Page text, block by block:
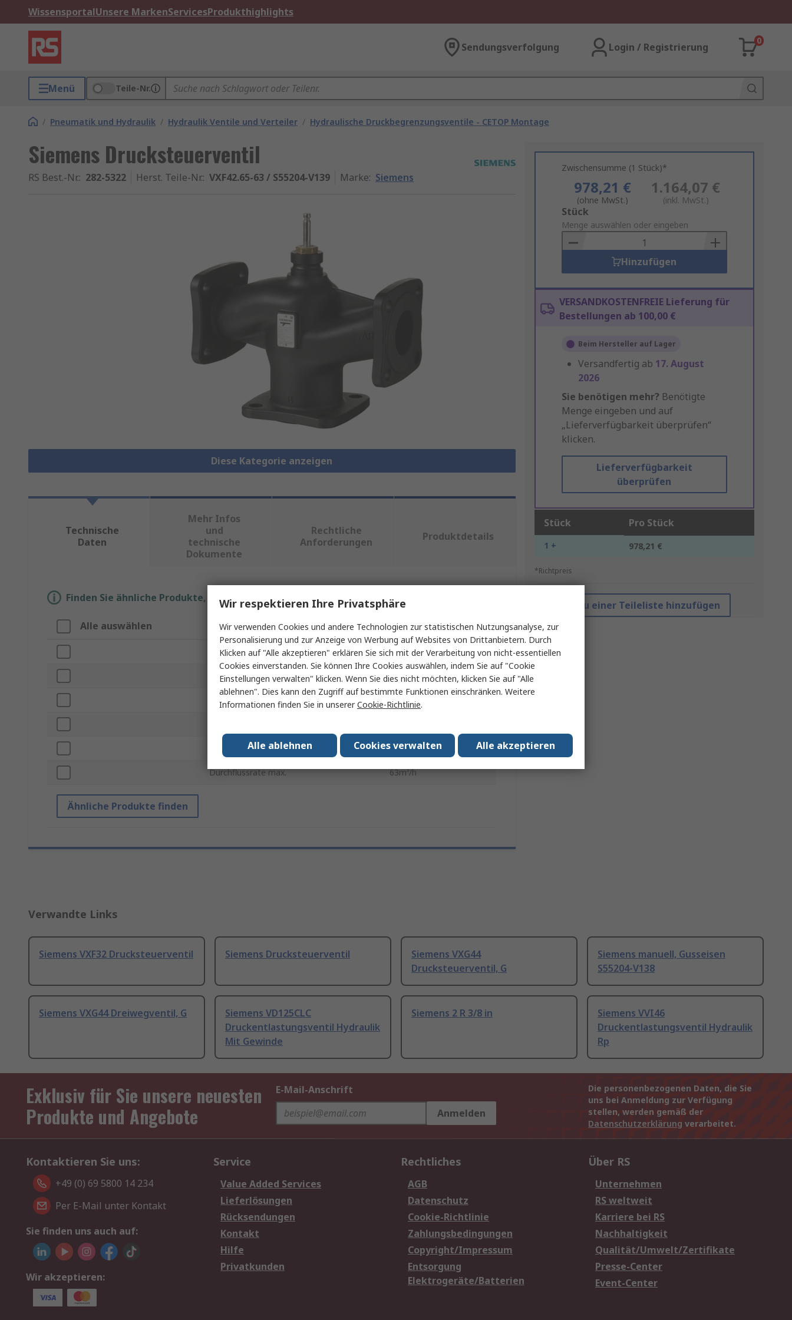
WissensportalUnsere MarkenServicesProdukthighlights
Sendungsverfolgung Login / Registrierung
0
Menü Teile-Nr.
/ Pneumatik und Hydraulik / Hydraulik Ventile und Verteiler / Hydraulische Druckbegrenzungsventile - CETOP Montage
Siemens Drucksteuerventil
RS Best.-Nr.: 282-5322 Herst. Teile-Nr.: VXF42.65-63 / S55204-V139 Marke: Siemens
Diese Kategorie anzeigen
Zwischensumme (1 Stück)*
978,21 €
(ohne MwSt.)
1.164,07 €
(inkl. MwSt.)
Add
to
Basket
Stück
Menge auswählen oder eingeben
Hinzufügen
VERSANDKOSTENFREIE Lieferung für
Bestellungen ab 100,00 €
Beim Hersteller auf Lager
Versandfertig ab 17. August
2026
Sie benötigen mehr? Benötigte
Menge eingeben und auf
„Lieferverfügbarkeit überprüfen“
klicken.
Lieferverfügbarkeit
überprüfen
Stück Pro Stück
1 + 978,21 €
*Richtpreis
Zu einer Teileliste hinzufügen
Technische
Daten
Mehr Infos
und
technische
Dokumente
Rechtliche
Anforderungen
Produktdetails
Finden Sie ähnliche Produkte, indem Sie ein oder mehrere Eigenschaften auswählen.
Alle auswählen Eigenschaft Wert
Marke Siemens
Produkt Typ Drucksteuerventil
Betriebstemperatur min. -10°C
Gehäusematerial Gusseisen
Durchflussrate max. 63m³/h
Ähnliche Produkte finden
Verwandte Links
Siemens VXF32 Drucksteuerventil Siemens Drucksteuerventil
Siemens VXG44
Drucksteuerventil, G
Siemens manuell, Gusseisen
S55204-V138
Siemens VXG44 Dreiwegventil, G
Siemens VD125CLC
Druckentlastungsventil Hydraulik
Mit Gewinde
Siemens 2 R 3/8 in
Siemens VVI46
Druckentlastungsventil Hydraulik
Rp
Exklusiv für Sie unsere neuesten
Produkte und Angebote
E-Mail-Anschrift
Anmelden
Die personenbezogenen Daten, die Sie
uns bei Anmeldung zur Verfügung
stellen, werden gemäß der
Datenschutzerklärung verarbeitet.
Kontaktieren Sie uns:
+49 (0) 69 5800 14 234
Per E-Mail unter Kontakt
Sie finden uns auch auf:
Wir akzeptieren:
Service
Value Added Services
Lieferlösungen
Rücksendungen
Kontakt
Hilfe
Privatkunden
Rechtliches
AGB
Datenschutz
Cookie-Richtlinie
Zahlungsbedingungen
Copyright/Impressum
Entsorgung
Elektrogeräte/Batterien
Über RS
Unternehmen
RS weltweit
Karriere bei RS
Nachhaltigkeit
Qualität/Umwelt/Zertifikate
Presse-Center
Event-Center
Wir respektieren Ihre Privatsphäre
Wir verwenden Cookies und andere Technologien zur statistischen Nutzungsanalyse, zur
Personalisierung und zur Anzeige von Werbung auf Websites von Drittanbietern. Durch
Klicken auf "Alle akzeptieren" erklären Sie sich mit der Verarbeitung von nicht-essentiellen
Cookies einverstanden. Sie können Ihre Cookies auswählen, indem Sie auf "Cookie
Einstellungen verwalten" klicken. Wenn Sie dies nicht möchten, klicken Sie auf "Alle
ablehnen". Dies kann den Zugriff auf bestimmte Funktionen einschränken. Weitere
Informationen finden Sie in unsererCookie-Richtlinie.
Alle akzeptieren
Cookies verwalten
Alle ablehnen